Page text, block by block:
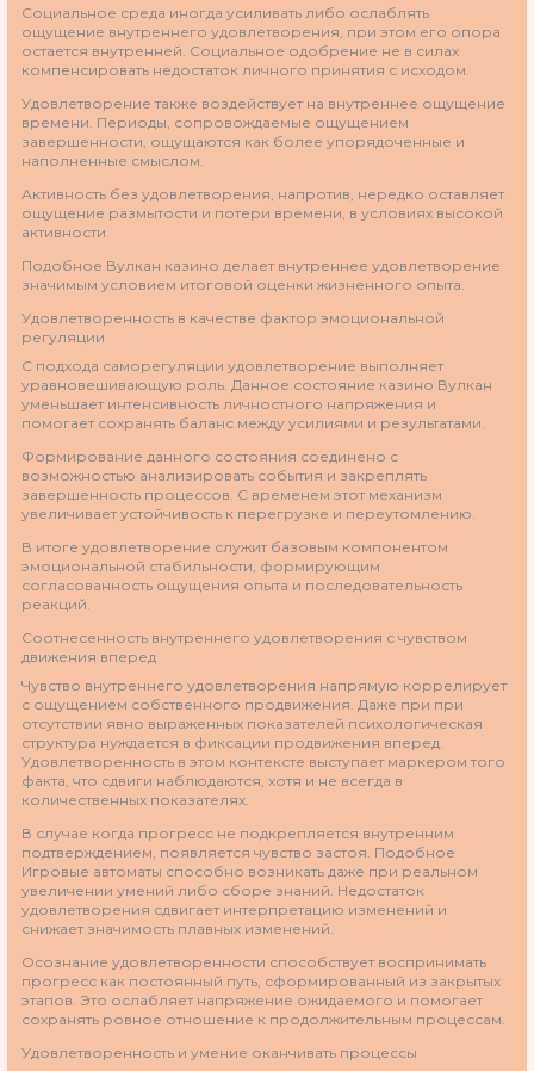
Социальное среда иногда усиливать либо ослаблять
ощущение внутреннего удовлетворения, при этом его опора
остается внутренней. Социальное одобрение не в силах
компенсировать недостаток личного принятия с исходом.
Удовлетворение также воздействует на внутреннее ощущение
времени. Периоды, сопровождаемые ощущением
завершенности, ощущаются как более упорядоченные и
наполненные смыслом.
Активность без удовлетворения, напротив, нередко оставляет
ощущение размытости и потери времени, в условиях высокой
активности.
Подобное Вулкан казино делает внутреннее удовлетворение
значимым условием итоговой оценки жизненного опыта.
Удовлетворенность в качестве фактор эмоциональной
регуляции
С подхода саморегуляции удовлетворение выполняет
уравновешивающую роль. Данное состояние казино Вулкан
уменьшает интенсивность личностного напряжения и
помогает сохранять баланс между усилиями и результатами.
Формирование данного состояния соединено с
возможностью анализировать события и закреплять
завершенность процессов. С временем этот механизм
увеличивает устойчивость к перегрузке и переутомлению.
В итоге удовлетворение служит базовым компонентом
эмоциональной стабильности, формирующим
согласованность ощущения опыта и последовательность
реакций.
Соотнесенность внутреннего удовлетворения с чувством
движения вперед
Чувство внутреннего удовлетворения напрямую коррелирует
с ощущением собственного продвижения. Даже при при
отсутствии явно выраженных показателей психологическая
структура нуждается в фиксации продвижения вперед.
Удовлетворенность в этом контексте выступает маркером того
факта, что сдвиги наблюдаются, хотя и не всегда в
количественных показателях.
В случае когда прогресс не подкрепляется внутренним
подтверждением, появляется чувство застоя. Подобное
Игровые автоматы способно возникать даже при реальном
увеличении умений либо сборе знаний. Недостаток
удовлетворения сдвигает интерпретацию изменений и
снижает значимость плавных изменений.
Осознание удовлетворенности способствует воспринимать
прогресс как постоянный путь, сформированный из закрытых
этапов. Это ослабляет напряжение ожидаемого и помогает
сохранять ровное отношение к продолжительным процессам.
Удовлетворенность и умение оканчивать процессы